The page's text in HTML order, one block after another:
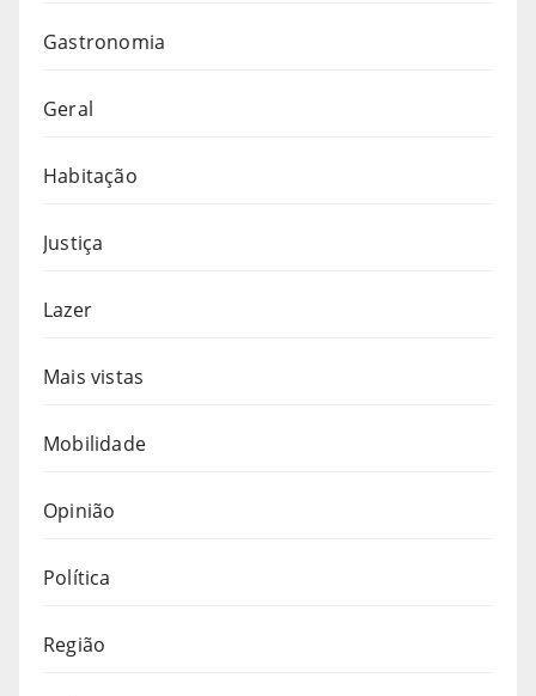
Gastronomia
Geral
Habitação
Justiça
Lazer
Mais vistas
Mobilidade
Opinião
Política
Região